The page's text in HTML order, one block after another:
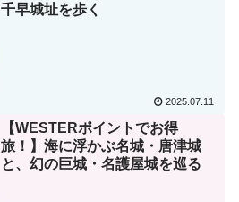
千早城址を歩く
2025.07.11
【WESTERポイントでお得
旅！】海に浮かぶ名城・唐津城
と、幻の巨城・名護屋城を巡る